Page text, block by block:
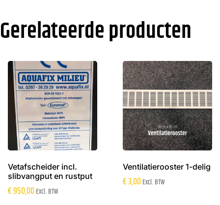
Gerelateerde producten
Vetafscheider incl.
slibvangput en rustput
€950,00Excl. BTW
Ventilatierooster 1-delig
€3,00Excl. BTW